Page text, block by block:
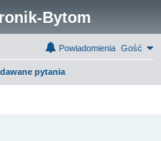
Bytom
Gość
Powiadomienia
pytania